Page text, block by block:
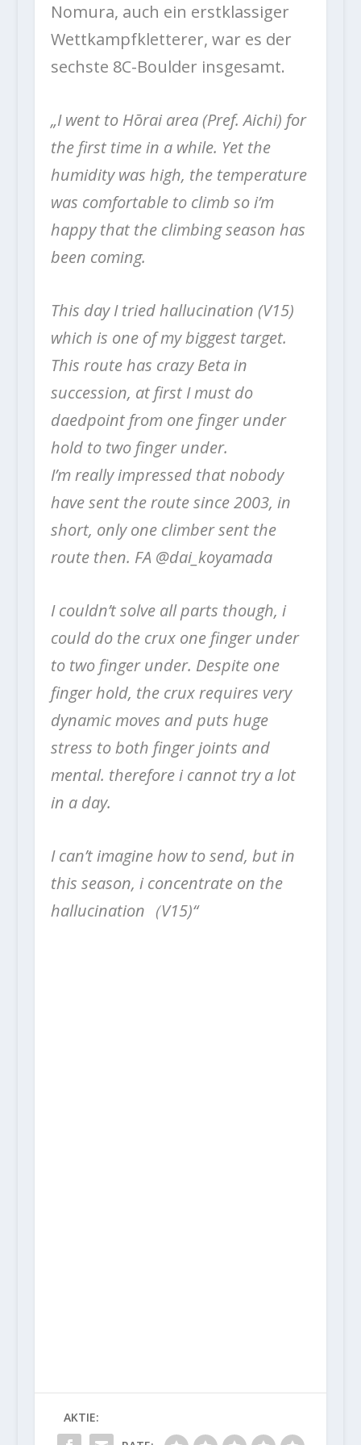
Nomura, auch ein erstklassiger
Wettkampfkletterer, war es der
sechste 8C-Boulder insgesamt.
„I went to Hōrai area (Pref. Aichi) for
the first time in a while. Yet the
humidity was high, the temperature
was comfortable to climb so i’m
happy that the climbing season has
been coming.
This day I tried hallucination (V15)
which is one of my biggest target.
This route has crazy Beta in
succession, at first I must do
daedpoint from one finger under
hold to two finger under.
I’m really impressed that nobody
have sent the route since 2003, in
short, only one climber sent the
route then. FA @dai_koyamada
I couldn’t solve all parts though, i
could do the crux one finger under
to two finger under. Despite one
finger hold, the crux requires very
dynamic moves and puts huge
stress to both finger joints and
mental. therefore i cannot try a lot
in a day.
I can’t imagine how to send, but in
this season, i concentrate on the
hallucination（V15)“
AKTIE: